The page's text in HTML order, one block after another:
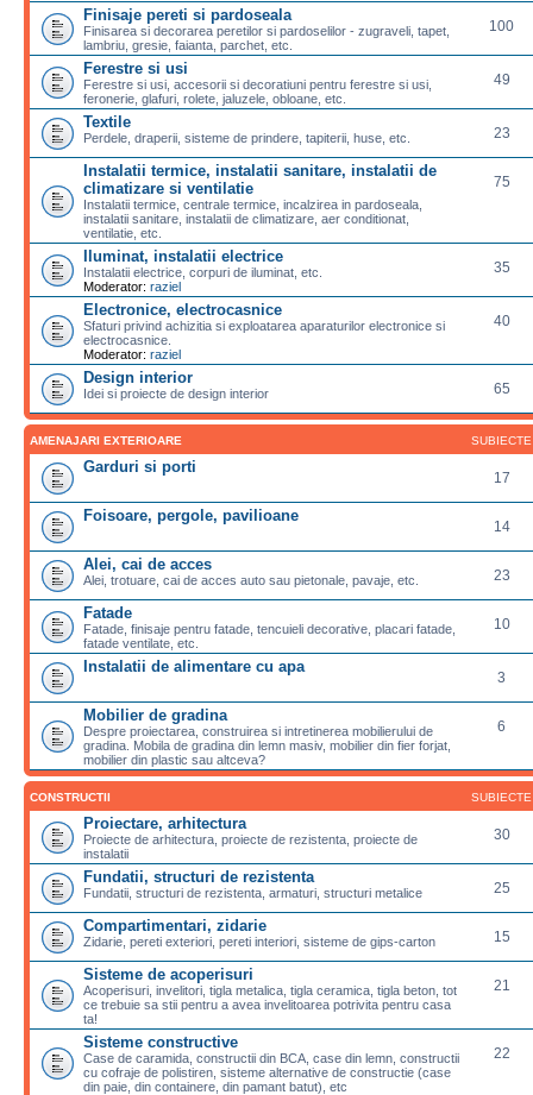
Finisaje pereti si pardoseala
Finisarea si decorarea peretilor si pardoselilor - zugraveli, tapet,
lambriu, gresie, faianta, parchet, etc.
100
Ferestre si usi
Ferestre si usi, accesorii si decoratiuni pentru ferestre si usi,
feronerie, glafuri, rolete, jaluzele, obloane, etc.
49
Textile
Perdele, draperii, sisteme de prindere, tapiterii, huse, etc. 23
Instalatii termice, instalatii sanitare, instalatii de
climatizare si ventilatie
Instalatii termice, centrale termice, incalzirea in pardoseala,
instalatii sanitare, instalatii de climatizare, aer conditionat,
ventilatie, etc.
75
Iluminat, instalatii electrice
Instalatii electrice, corpuri de iluminat, etc.
Moderator: raziel
35
Electronice, electrocasnice
Sfaturi privind achizitia si exploatarea aparaturilor electronice si
electrocasnice.
Moderator: raziel
40
Design interior
Idei si proiecte de design interior 65
AMENAJARI EXTERIOARE SUBIECTE
Garduri si porti
17
Foisoare, pergole, pavilioane
14
Alei, cai de acces
Alei, trotuare, cai de acces auto sau pietonale, pavaje, etc. 23
Fatade
Fatade, finisaje pentru fatade, tencuieli decorative, placari fatade,
fatade ventilate, etc.
10
Instalatii de alimentare cu apa
3
Mobilier de gradina
Despre proiectarea, construirea si intretinerea mobilierului de
gradina. Mobila de gradina din lemn masiv, mobilier din fier forjat,
mobilier din plastic sau altceva?
6
CONSTRUCTII SUBIECTE
Proiectare, arhitectura
Proiecte de arhitectura, proiecte de rezistenta, proiecte de
instalatii
30
Fundatii, structuri de rezistenta
Fundatii, structuri de rezistenta, armaturi, structuri metalice 25
Compartimentari, zidarie
Zidarie, pereti exteriori, pereti interiori, sisteme de gips-carton 15
Sisteme de acoperisuri
Acoperisuri, invelitori, tigla metalica, tigla ceramica, tigla beton, tot
ce trebuie sa stii pentru a avea invelitoarea potrivita pentru casa
ta!
21
Sisteme constructive
Case de caramida, constructii din BCA, case din lemn, constructii
cu cofraje de polistiren, sisteme alternative de constructie (case
din paie, din containere, din pamant batut), etc
22